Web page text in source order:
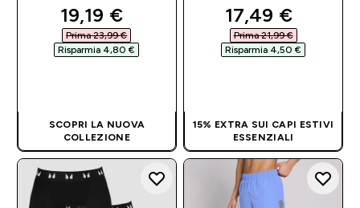
discounted price
19,19 €‎
Prima 23,99 €‎
Risparmia 4,80 €‎
SCOPRI LA NUOVA
COLLEZIONE
discounted
17,49 €‎
Prima 21,99 €‎
Risparmia 4,50 €‎
15% EXTRA SUI CAPI ESTIVI
ESSENZIALI